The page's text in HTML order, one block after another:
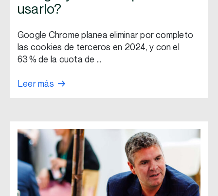
usarlo?
Google Chrome planea eliminar por completo
las cookies de terceros en 2024, y con el
63 % de la cuota de …
Leer más